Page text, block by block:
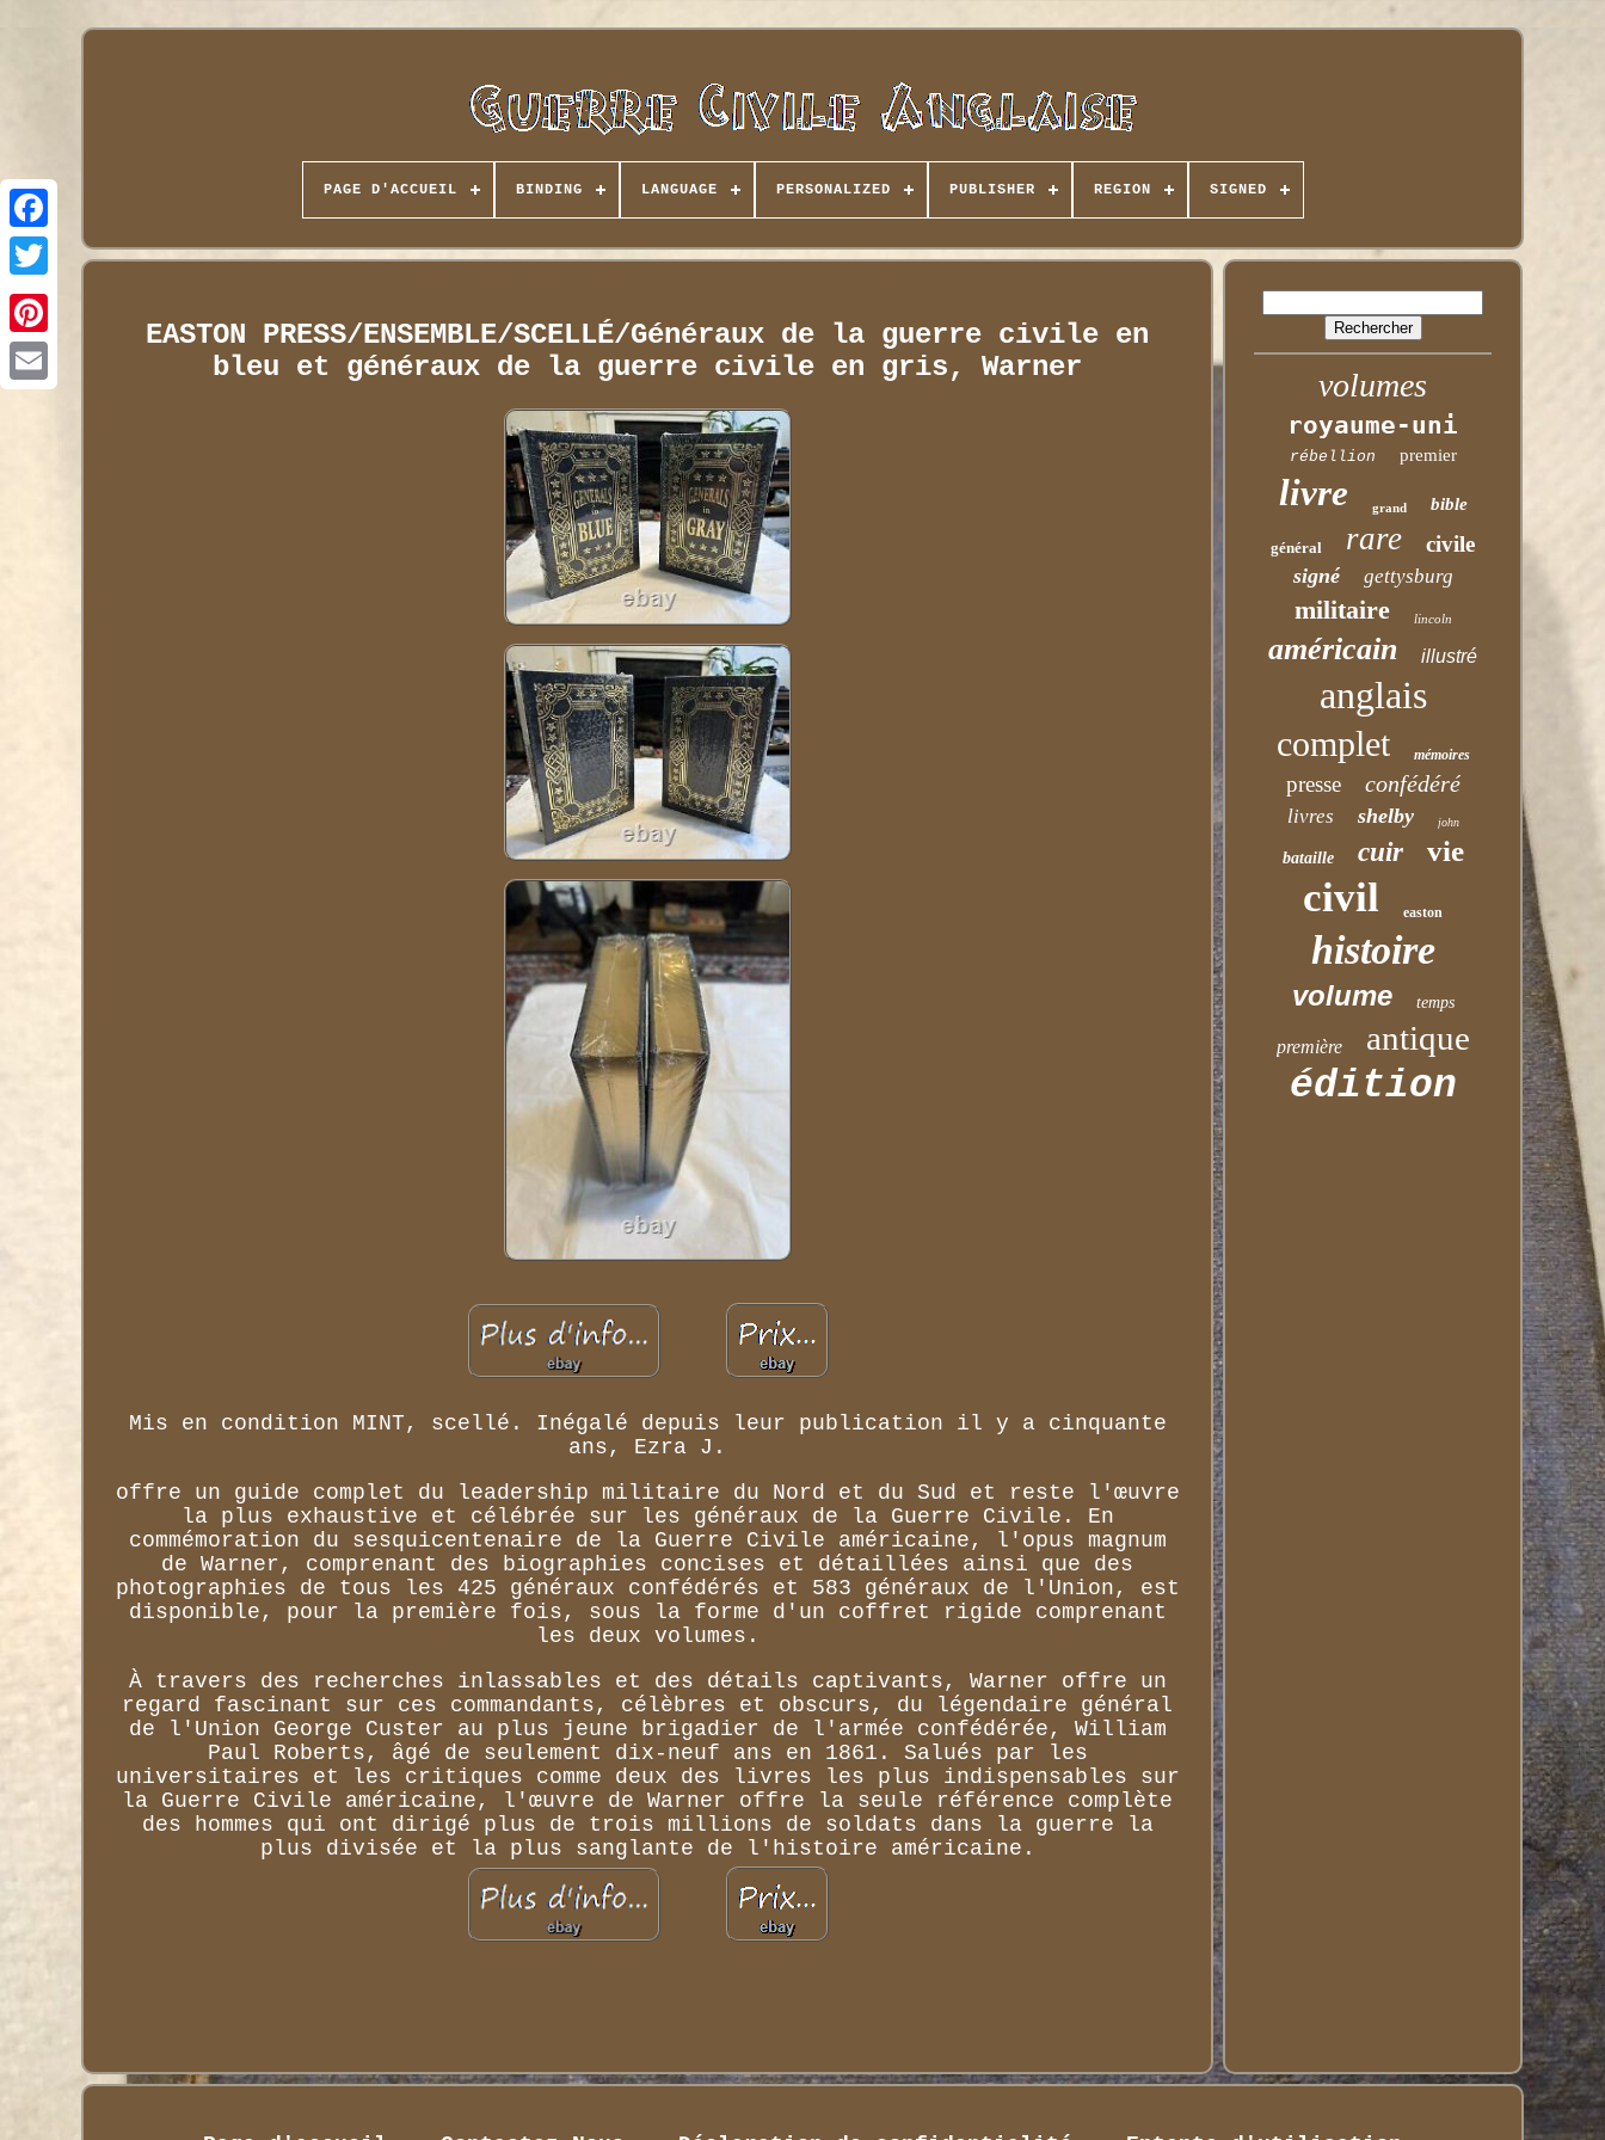
PAGE D'ACCUEIL BINDING LANGUAGE PERSONALIZED PUBLISHER REGION SIGNED
EASTON PRESS/ENSEMBLE/SCELLÉ/Généraux de la guerre civile en
bleu et généraux de la guerre civile en gris, Warner
Mis en condition MINT, scellé. Inégalé depuis leur publication il y a cinquante
ans, Ezra J.
offre un guide complet du leadership militaire du Nord et du Sud et reste l'œuvre
la plus exhaustive et célébrée sur les généraux de la Guerre Civile. En
commémoration du sesquicentenaire de la Guerre Civile américaine, l'opus magnum
de Warner, comprenant des biographies concises et détaillées ainsi que des
photographies de tous les 425 généraux confédérés et 583 généraux de l'Union, est
disponible, pour la première fois, sous la forme d'un coffret rigide comprenant
les deux volumes.
À travers des recherches inlassables et des détails captivants, Warner offre un
regard fascinant sur ces commandants, célèbres et obscurs, du légendaire général
de l'Union George Custer au plus jeune brigadier de l'armée confédérée, William
Paul Roberts, âgé de seulement dix-neuf ans en 1861. Salués par les
universitaires et les critiques comme deux des livres les plus indispensables sur
la Guerre Civile américaine, l'œuvre de Warner offre la seule référence complète
des hommes qui ont dirigé plus de trois millions de soldats dans la guerre la
plus divisée et la plus sanglante de l'histoire américaine.
volumes
royaume-uni
rébellion premier
livre grand bible
général rare civile
signé gettysburg
militaire lincoln
américain illustré
anglais
complet mémoires
presse confédéré
livres shelby john
bataille cuir vie
civil easton
histoire
volume temps
première antique
édition